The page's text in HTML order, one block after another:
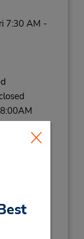
7:30 AM -